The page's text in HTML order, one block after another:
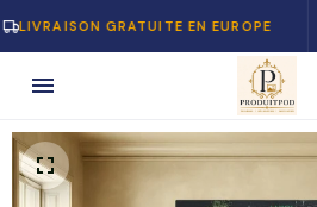
GRATUITE EN EUROPE